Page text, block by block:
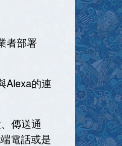
者部署
Alexa的連
傳送通
電話或是